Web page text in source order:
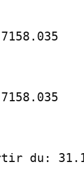
du: